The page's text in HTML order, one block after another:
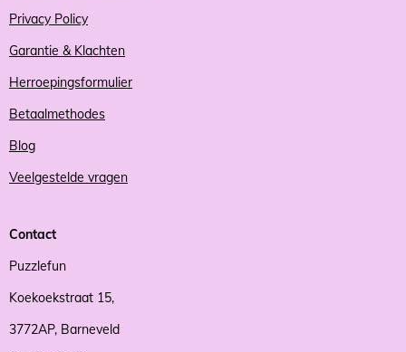
Privacy Policy
Garantie & Klachten
Herroepingsformulier
Betaalmethodes
Blog
Veelgestelde vragen
Contact
Puzzlefun
Koekoekstraat 15,
3772AP, Barneveld